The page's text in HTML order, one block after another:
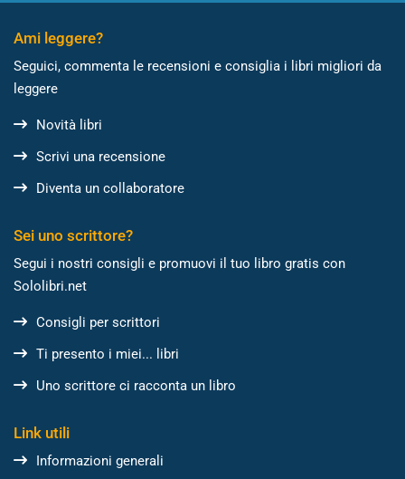
Ami leggere?
Seguici, commenta le recensioni e consiglia i libri migliori da
leggere
Novità libri
Scrivi una recensione
Diventa un collaboratore
Sei uno scrittore?
Segui i nostri consigli e promuovi il tuo libro gratis con
Sololibri.net
Consigli per scrittori
Ti presento i miei... libri
Uno scrittore ci racconta un libro
Link utili
Informazioni generali